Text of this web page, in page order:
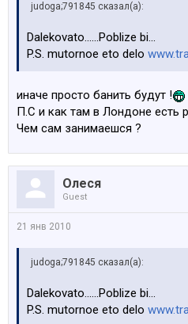
judoga;791845 сказал(а):
Dalekovato......Poblize bi...
P.S. mutornoe eto delo
иначе просто банить будут !
П.С и как там в Лондоне есть
Чем сам занимаешся ?
Олеся
Guest
21 янв 2010
judoga;791845 сказал(а):
Dalekovato......Poblize bi...
P.S. mutornoe eto delo